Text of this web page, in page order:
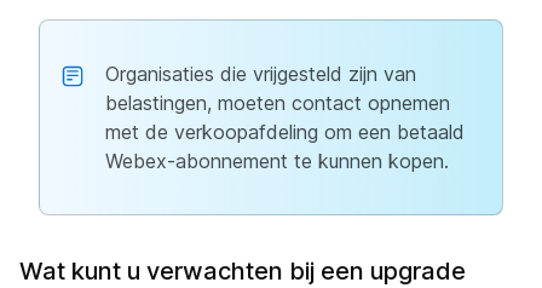
Organisaties die vrijgesteld zijn van
belastingen, moeten contact opnemen
met de verkoopafdeling om een betaald
Webex-abonnement te kunnen kopen.
Wat kunt u verwachten bij een upgrade